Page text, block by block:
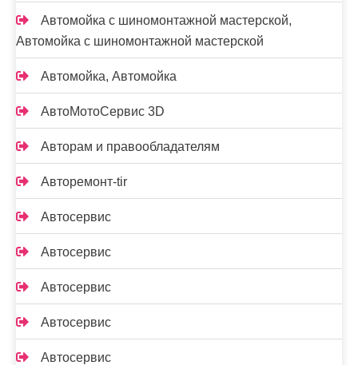
Автомойка с шиномонтажной мастерской,
Автомойка с шиномонтажной мастерской
Автомойка, Автомойка
АвтоМотоСервис 3D
Авторам и правообладателям
Авторемонт-tir
Автосервис
Автосервис
Автосервис
Автосервис
Автосервис